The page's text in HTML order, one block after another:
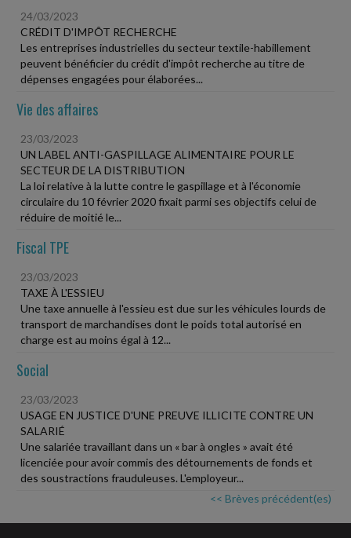
24/03/2023
CRÉDIT D'IMPÔT RECHERCHE
Les entreprises industrielles du secteur textile-habillement
peuvent bénéficier du crédit d'impôt recherche au titre de
dépenses engagées pour élaborées...
Vie des affaires
23/03/2023
UN LABEL ANTI-GASPILLAGE ALIMENTAIRE POUR LE
SECTEUR DE LA DISTRIBUTION
La loi relative à la lutte contre le gaspillage et à l'économie
circulaire du 10 février 2020 fixait parmi ses objectifs celui de
réduire de moitié le...
Fiscal TPE
23/03/2023
TAXE À L'ESSIEU
Une taxe annuelle à l'essieu est due sur les véhicules lourds de
transport de marchandises dont le poids total autorisé en
charge est au moins égal à 12...
Social
23/03/2023
USAGE EN JUSTICE D'UNE PREUVE ILLICITE CONTRE UN
SALARIÉ
Une salariée travaillant dans un « bar à ongles » avait été
licenciée pour avoir commis des détournements de fonds et
des soustractions frauduleuses. L'employeur...
<< Brèves précédent(es)